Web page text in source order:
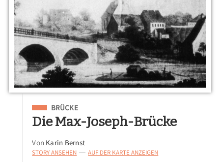
Eingeordnet unter
BRÜCKE
Die Max-Joseph-Brücke
Von Karin Bernst
STORY ANSEHEN — AUF DER KARTE ANZEIGEN